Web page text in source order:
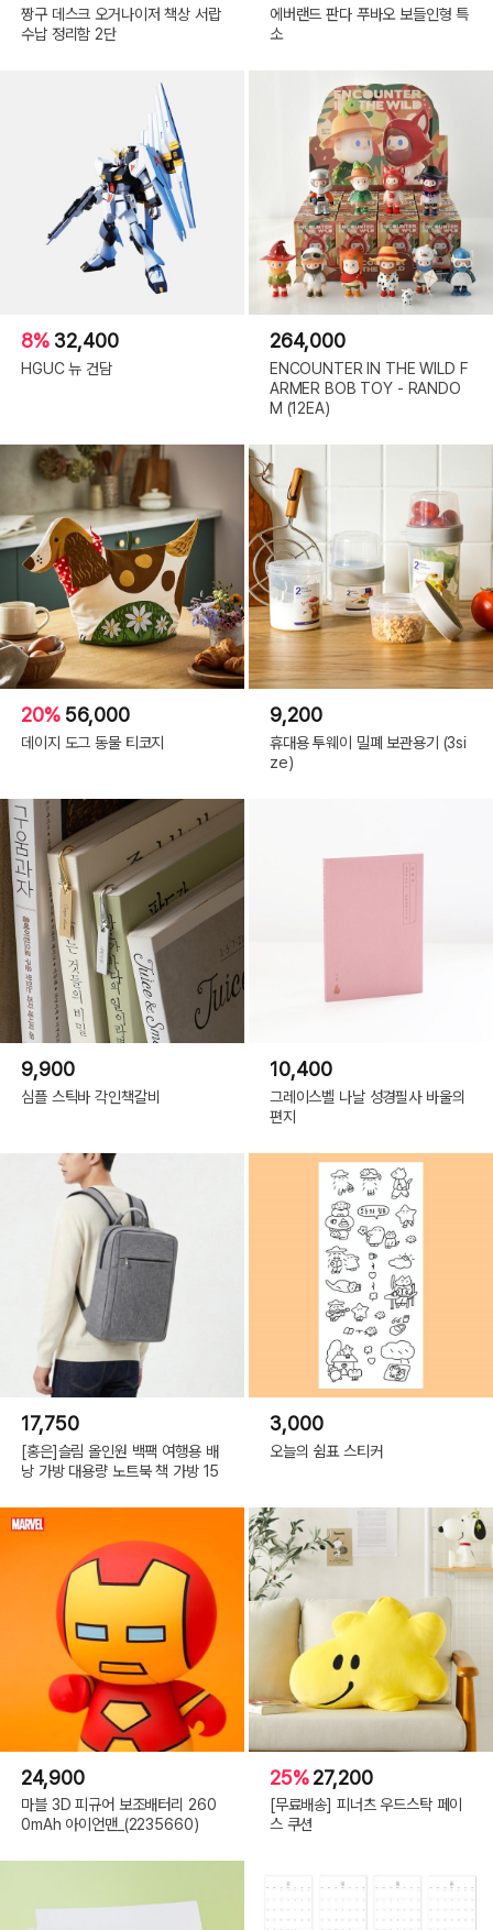
짱구 데스크 오거나이저 책상 서랍
수납 정리함 2단
에버랜드 판다 푸바오 보들인형 특
소
8% 32,400
HGUC 뉴 건담
264,000
ENCOUNTER IN THE WILD F
ARMER BOB TOY - RANDO
M (12EA)
20% 56,000
데이지 도그 동물 티코지
9,200
휴대용 투웨이 밀폐 보관용기 (3si
ze)
9,900
심플 스틱바 각인책갈비
10,400
그레이스벨 나날 성경필사 바울의
편지
17,750
[홍은]슬림 올인원 백팩 여행용 배
낭 가방 대용량 노트북 책 가방 15
3,000
오늘의 쉼표 스티커
24,900
마블 3D 피규어 보조배터리 260
0mAh 아이언맨_(2235660)
25%27,200
[무료배송] 피너츠 우드스탁 페이
스 쿠션